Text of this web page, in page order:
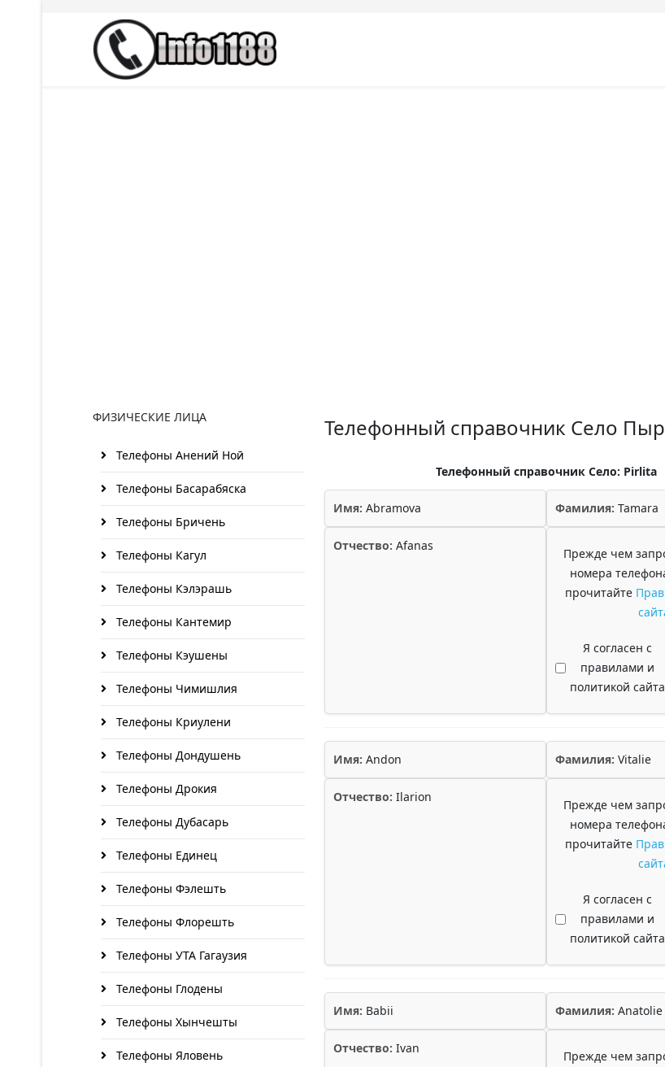
ФИЗИЧЕСКИЕ ЛИЦА
Телефоны Анений Ноӣ
Телефоны Басарабяска
Телефоны Бричень
Телефоны Кагул
Телефоны Кэлэрашь
Телефоны Кантемир
Телефоны Кэушены
Телефоны Чимишлия
Телефоны Криулени
Телефоны Дондушень
Телефоны Дрокия
Телефоны Дубасарь
Телефоны Единец
Телефоны Фэлешть
Телефоны Флорешть
Телефоны УТА Гагаузия
Телефоны Глодены
Телефоны Хынчешты
Телефоны Яловень
Телефонный справочник Село
Телефонный справочник Село: Pirlita
Имя: Abramova Фамилия: Tamara
Отчество: Afanas
Прежде чем
номера
прочитайте
Я согласен с
правилами и
политикой сайта
Имя: Andon Фамилия: Vitalie
Отчество: Ilarion
Прежде чем
номера
прочитайте
Я согласен с
правилами и
политикой сайта
Имя: Babii Фамилия: Anatolie
Отчество: Ivan
Прежде чем